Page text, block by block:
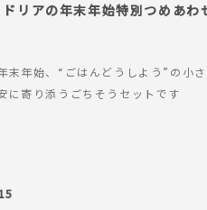
リアの年末年始特別つめあわ
末年始、“ごはんどうしよう”の小
に寄り添うごちそうセットです